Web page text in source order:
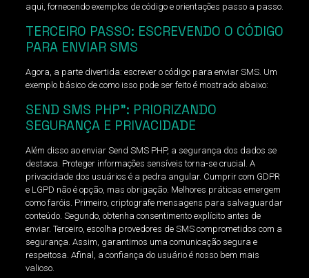
aqui, fornecendo exemplos de código e orientações passo a passo.
TERCEIRO PASSO: ESCREVENDO O CÓDIGO
PARA ENVIAR SMS
Agora, a parte divertida: escrever o código para enviar SMS. Um
exemplo básico de como isso pode ser feito é mostrado abaixo:
SEND SMS PHP”: PRIORIZANDO
SEGURANÇA E PRIVACIDADE
Além disso ao enviar Send SMS PHP, a segurança dos dados se
destaca. Proteger informações sensíveis torna-se crucial. A
privacidade dos usuários é a pedra angular. Cumprir com GDPR
e LGPD não é opção, mas obrigação. Melhores práticas emergem
como faróis. Primeiro, criptografe mensagens para salvaguardar
conteúdo. Segundo, obtenha consentimento explícito antes de
enviar. Terceiro, escolha provedores de SMS comprometidos com a
segurança. Assim, garantimos uma comunicação segura e
respeitosa. Afinal, a confiança do usuário é nosso bem mais
valioso.